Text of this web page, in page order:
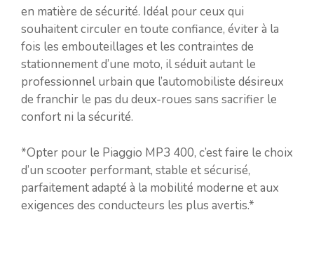
en matière de sécurité. Idéal pour ceux qui
souhaitent circuler en toute confiance, éviter à la
fois les embouteillages et les contraintes de
stationnement d’une moto, il séduit autant le
professionnel urbain que l’automobiliste désireux
de franchir le pas du deux-roues sans sacrifier le
confort ni la sécurité.
*Opter pour le Piaggio MP3 400, c’est faire le choix
d’un scooter performant, stable et sécurisé,
parfaitement adapté à la mobilité moderne et aux
exigences des conducteurs les plus avertis.*